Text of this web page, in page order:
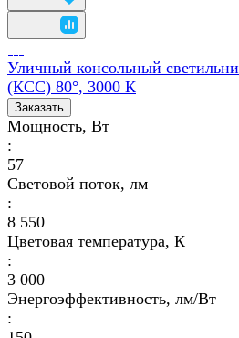
Уличный консольный
(КСС) 80°, 3000 К
Заказать
Мощность, Вт
:
57
Световой поток, лм
:
8 550
Цветовая температура, К
:
3 000
Энергоэффективность, лм/Вт
: